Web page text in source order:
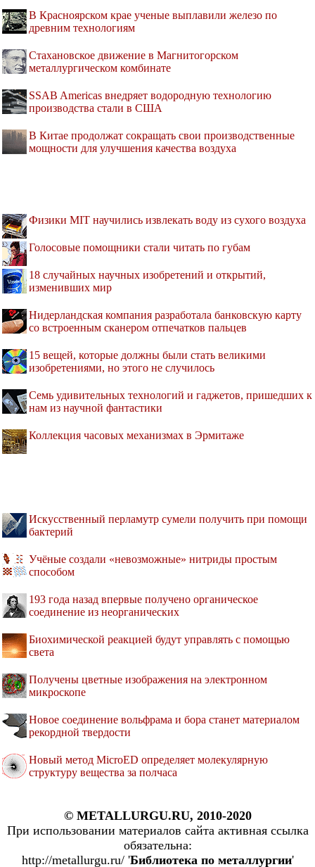
В Красноярском крае ученые выплавили железо по
древним технологиям
Стахановское движение в Магнитогорском
металлургическом комбинате
SSAB Americas внедряет водородную технологию
производства стали в США
В Китае продолжат сокращать свои производственные
мощности для улучшения качества воздуха
Физики MIT научились извлекать воду из сухого воздуха
Голосовые помощники стали читать по губам
18 случайных научных изобретений и открытий,
изменивших мир
Нидерландская компания разработала банковскую карту
со встроенным сканером отпечатков пальцев
15 вещей, которые должны были стать великими
изобретениями, но этого не случилось
Семь удивительных технологий и гаджетов, пришедших к
нам из научной фантастики
Коллекция часовых механизмах в Эрмитаже
Искусственный перламутр сумели получить при помощи
бактерий
Учёные создали «невозможные» нитриды простым
способом
193 года назад впервые получено органическое
соединение из неорганических
Биохимической реакцией будут управлять с помощью
света
Получены цветные изображения на электронном
микроскопе
Новое соединение вольфрама и бора станет материалом
рекордной твердости
Новый метод MicroED определяет молекулярную
структуру вещества за полчаса
© METALLURGU.RU, 2010-2020
При использовании материалов сайта активная ссылка
обязательна:
http://metallurgu.ru/ 'Библиотека по металлургии'